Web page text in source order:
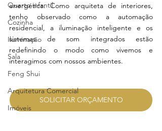
Quarto infantil
Cozinha
Iluminação
Sala
Feng Shui
Arquitetura Comercial
Imóveis
energética. Como arquiteta de interiores,
tenho observado como a automação
residencial, a iluminação inteligente e os
sistemas de som integrados estão
redefinindo o modo como vivemos e
interagimos com nossos ambientes.
SOLICITAR ORÇAMENTO